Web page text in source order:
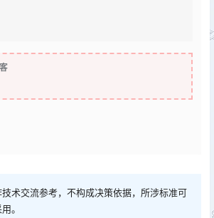
术交流参考，不构成决策依据，所涉标准可
。